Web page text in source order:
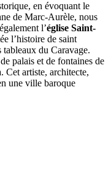
en évoquant le
de Marc-Aurèle, nous
l’église Saint-
l’histoire de saint
du Caravage.
palais et de fontaines de
Cet artiste, architecte,
une ville baroque